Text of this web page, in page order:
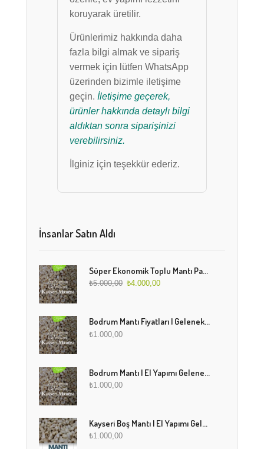
koruyarak üretilir.
Ürünlerimiz hakkında daha
fazla bilgi almak ve sipariş
vermek için lütfen WhatsApp
üzerinden bizimle iletişime
geçin.İletişime geçerek,
ürünler hakkında detaylı bilgi
aldıktan sonra siparişinizi
verebilirsiniz.
İlginiz için teşekkür ederiz.
İnsanlar Satın Aldı
Süper Ekonomik Toplu Mantı Paketi (5 Kg)
₺5.000,00 ₺4.000,00
Bodrum Mantı Fiyatları | Geleneksel Türk Mantısı Online Sipariş
₺1.000,00
Bodrum Mantı | El Yapımı Geleneksel Mantı Lezzeti
₺1.000,00
Kayseri Boş Mantı | El Yapımı Geleneksel Fırınlanmış Mantı
₺1.000,00